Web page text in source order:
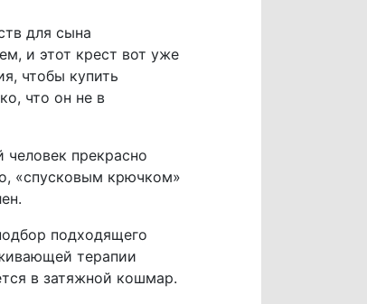
для сына
и этот крест вот уже
чтобы купить
что он не в
прекрасно
«спусковым крючком»
подходящего
терапии
в затяжной кошмар.